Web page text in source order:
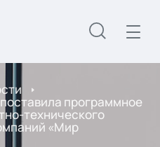
программное
технического
«Мир